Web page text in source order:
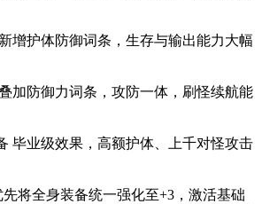
增护体防御词条，生存与输出能力大幅
加防御力词条，攻防一体，刷怪续航能
毕业级效果，高额护体、上千对怪攻击
将全身装备统一强化至+3，激活基础